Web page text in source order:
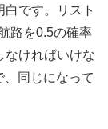
です。リスト
路を0.5の確率
なければいけな
同じになって